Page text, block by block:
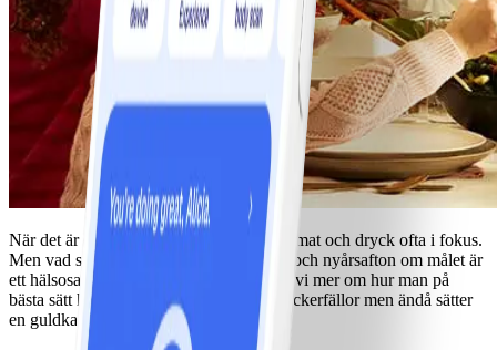
När det är dags att fira att året är slut står mat och dryck ofta i fokus.
Men vad ska man välja att dricka på jul- och nyårsafton om målet är
ett hälsosamt avslut på året? Här berättar vi mer om hur man på
bästa sätt håller sig borta från flytande sockerfällor men ändå sätter
en guldkant på kvällen.